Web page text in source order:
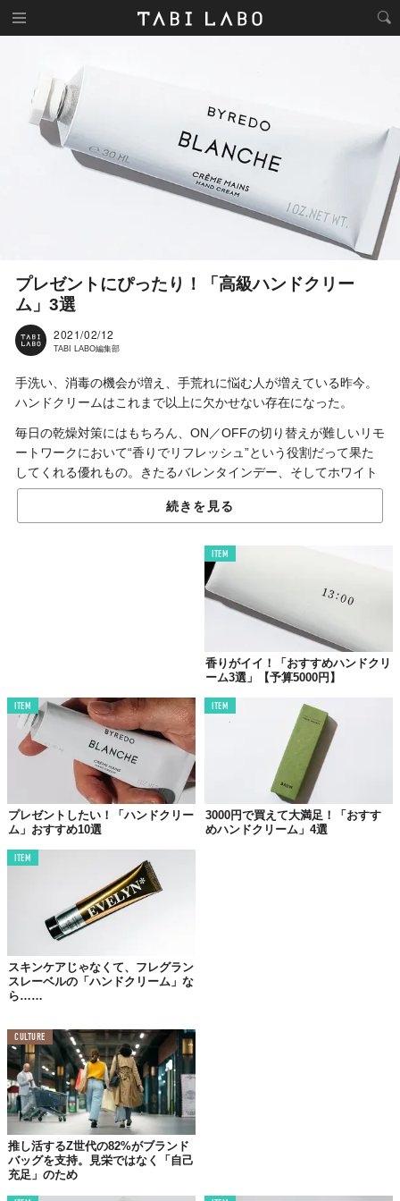
プレゼントにぴったり！「高級ハンドクリー
ム」3選
2021/02/12
TABI LABO編集部
手洗い、消毒の機会が増え、手荒れに悩む人が増えている昨今。
ハンドクリームはこれまで以上に欠かせない存在になった。
毎日の乾燥対策にはもちろん、ON／OFFの切り替えが難しいリモ
ートワークにおいて“香りでリフレッシュ”という役割だって果た
してくれる優れもの。きたるバレンタインデー、そしてホワイト
デーの贈り物にもピッタリだろう。
今回は5000円以上の「高級」ともいうべき逸品を3つ紹介。
アロマキャンドルやオードトワレの印象が強い「diptyque」だ
が、じつはボディケアアイテムも充実してる。
なかでも注目は「ラグジュアリアス」というハンドバーム。アプ
リコットオイルに由来するこの杏仁の香りにはなかなか出会えな
い！
チューブタイプでありながら、プッシュ式なところもグッド。少
量ずつ出てくるので、使いすぎも防げる。自分で買うとなるとな
かなか手が出しづらい価格だから、プレゼントされるとめちゃく
ちゃ嬉しい。
価格：5720円（税込）
購入は公式オンラインストア
続きを見る
ITEM
香りがイイ！「おすすめハンドクリ
ーム3選」【予算5000円】
ITEM
プレゼントしたい！「ハンドクリー
ム」おすすめ10選
ITEM
3000円で買えて大満足！「おすす
めハンドクリーム」4選
ITEM
スキンケアじゃなくて、フレグラン
スレーベルの「ハンドクリーム」な
ら……
CULTURE
推し活するZ世代の82%がブランド
バッグを支持。見栄ではなく「自己
充足」のため